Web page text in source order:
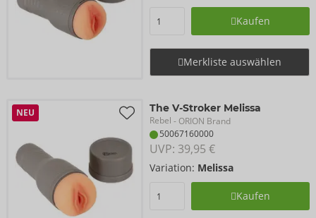
Kaufen
Merkliste auswählen
NEU The V-Stroker Melissa
Rebel - ORION Brand
50067160000
UVP: 39,95 €
Variation: Melissa
Kaufen